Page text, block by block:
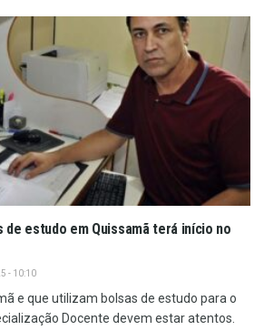
de estudo em Quissamã terá início no
- 10:10
e que utilizam bolsas de estudo para o
Docente devem estar atentos.